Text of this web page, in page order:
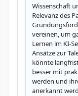
Wissenschaft
Relevanz des
vereinen, um
Lernen im KI-
Ansätze zur
könnte
besser mit
werden und
anerkannt